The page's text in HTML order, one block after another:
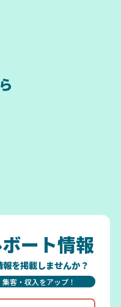
ート情報
を掲載しませんか？
客・収入をアップ！